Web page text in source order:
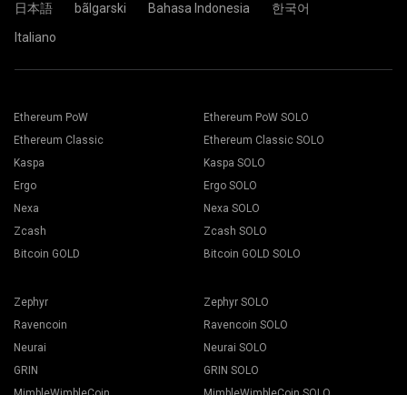
日本語
bãlgarski Bahasa Indonesia
한국어
Italiano
Ethereum PoW
Ethereum Classic
Kaspa
Ergo
Nexa
Zcash
Bitcoin GOLD
Ethereum PoW SOLO
Ethereum Classic SOLO
Kaspa SOLO
Ergo SOLO
Nexa SOLO
Zcash SOLO
Bitcoin GOLD SOLO
Zephyr
Ravencoin
Neurai
GRIN
Zephyr SOLO
Ravencoin SOLO
Neurai SOLO
GRIN SOLO